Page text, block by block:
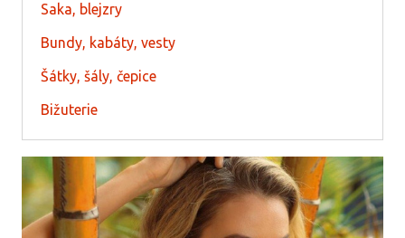
Saka, blejzry
Bundy, kabáty, vesty
Šátky, šály, čepice
Bižuterie